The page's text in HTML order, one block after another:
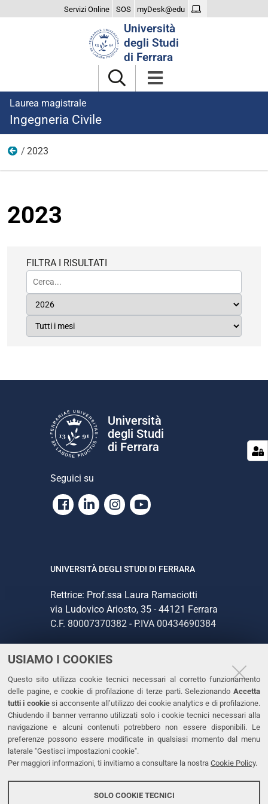
USIAMO I COOKIES
Questo sito utilizza cookie tecnici necessari al corretto funzionamento
delle pagine, e cookie di profilazione di terze parti. Selezionando Accetta
tutti i cookiesi acconsente all’utilizzo dei cookie analytics e di profilazione.
Chiudendo il banner verranno utilizzati solo i cookie tecnici necessari alla
navigazione e alcuni contenuti potrebbero non essere disponibili. Le
preferenze possono essere modificate in qualsiasi momento dal menu
laterale "Gestisci impostazioni cookie".
Per maggiori informazioni, ti invitiamo a consultare la nostra Cookie Policy.
SOLO COOKIE TECNICI
Servizi Online SOS myDesk@edu
Università
degli Studi
di Ferrara
Laurea magistrale
Ingegneria Civile
Notizie
2023
2023
FILTRA I RISULTATI
Università
degli Studi
di Ferrara
Seguici su
Facebook
LinkedinInstagram
Youtube
UNIVERSITÀ DEGLI STUDI DI FERRARA
Rettrice: Prof.ssa Laura Ramaciotti
via Ludovico Ariosto, 35 - 44121 Ferrara
C.F. 80007370382 - P.IVA 00434690384
CONTATTI
Tel. +39 0532 293111
Fax. +39 0532 293031
PEC
LINKS
Dichiarazione di accessibilità